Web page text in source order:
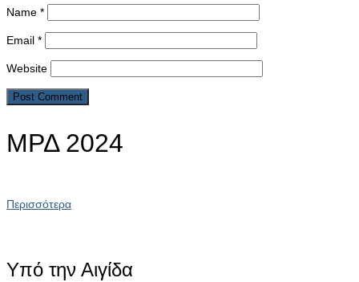
Name *
Email *
Website
ΜΡΔ 2024
Περισσότερα
Υπό την Αιγίδα